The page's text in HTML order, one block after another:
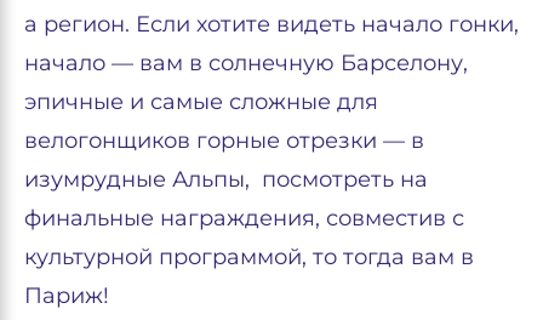
а регион. Если хотите видеть начало гонки,
начало — вам в солнечную Барселону,
эпичные и самые сложные для
велогонщиков горные отрезки — в
изумрудные Альпы, посмотреть на
финальные награждения, совместив с
культурной программой, то тогда вам в
Париж!